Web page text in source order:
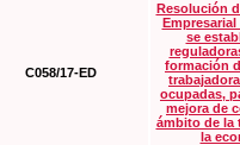
C058/17-ED
Resolución
Empresarial
se
formación
ocupadas,
mejora de
ámbito de la
la